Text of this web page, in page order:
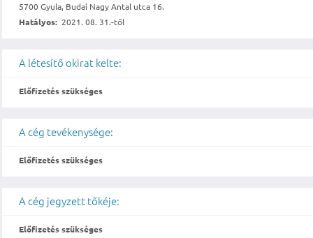
5700 Gyula, Budai Nagy Antal utca 16.
Hatályos: 2021. 08. 31.-től
A létesítő okirat kelte:
Előfizetés szükséges
A cég tevékenysége:
Előfizetés szükséges
A cég jegyzett tőkéje:
Előfizetés szükséges